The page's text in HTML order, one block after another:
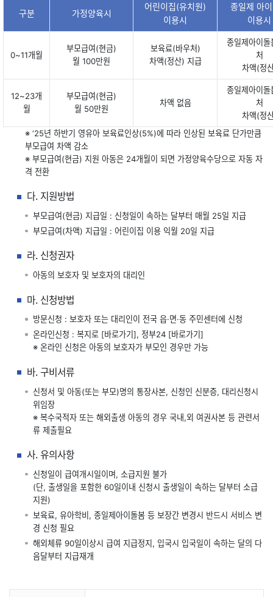
구분 가정양육시
어린이집(유치원)
이용시
종일제 아
이용시
0~11개월
부모급여(현금)
월 100만원
보육료(바우처)
차액(정산) 지급
종일제아이돌
처
차액(정
12~23개
월
부모급여(현금)
월 50만원
차액 없음
종일제아이돌
처
차액(정
※ ‘25년 하반기 영유아 보육료인상(5%)에 따라 인상된 보육료 단가만큼
부모급여 차액 감소
※ 부모급여(현금) 지원 아동은 24개월이 되면 가정양육수당으로 자동 자
격 전환
다. 지원방법
부모급여(현금) 지급일 : 신청일이 속하는 달부터 매월 25일 지급
부모급여(차액) 지급일 : 어린이집 이용 익월 20일 지급
라. 신청권자
아동의 보호자 및 보호자의 대리인
마. 신청방법
방문신청 : 보호자 또는 대리인이 전국 읍·면·동 주민센터에 신청
온라인신청 : 복지로 [바로가기], 정부24 [바로가기]
※ 온라인 신청은 아동의 보호자가 부모인 경우만 가능
바. 구비서류
신청서 및 아동(또는 부모)명의 통장사본, 신청인 신분증, 대리신청시
위임장
※ 복수국적자 또는 해외출생 아동의 경우 국내,외 여권사본 등 관련서
류 제출필요
사. 유의사항
신청일이 급여개시일이며, 소급지원 불가
(단, 출생일을 포함한 60일이내 신청시 출생일이 속하는 달부터 소급
지원)
보육료, 유아학비, 종일제아이돌봄 등 보장간 변경시 반드시 서비스 변
경 신청 필요
해외체류 90일이상시 급여 지급정지, 입국시 입국일이 속하는 달의 다
음달부터 지급재개